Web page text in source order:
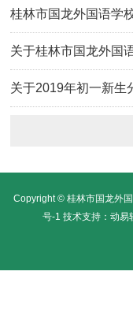
桂林市国龙外国语学校 关于领取
关于桂林市国龙外国语
关于2019年初一新生
Copyright © 桂林市国龙外
号-1 技术支持：动